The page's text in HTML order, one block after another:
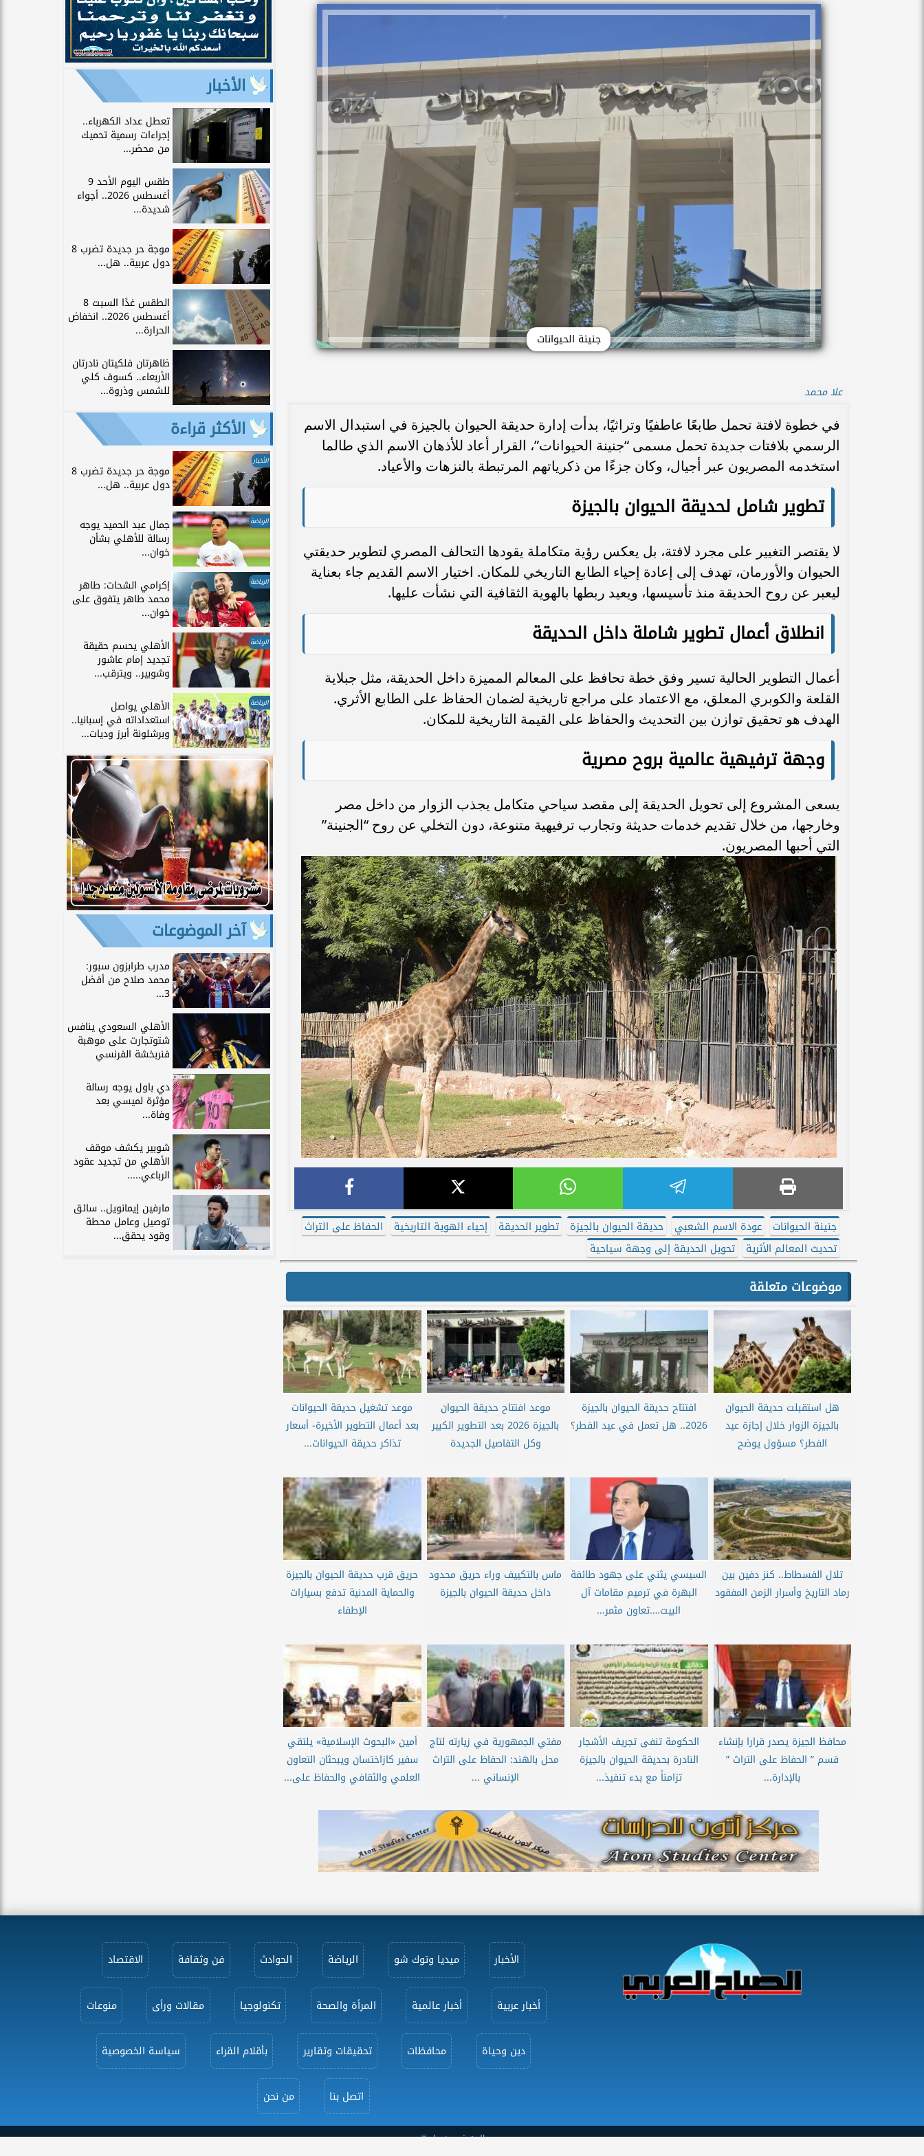
جنينة الحيوانات
علا محمد
في خطوة لافتة تحمل طابعًا عاطفيًا وتراثيًا، بدأت إدارة حديقة الحيوان بالجيزة في استبدال الاسم
الرسمي بلافتات جديدة تحمل مسمى “جنينة الحيوانات”، القرار أعاد للأذهان الاسم الذي طالما
استخدمه المصريون عبر أجيال، وكان جزءًا من ذكرياتهم المرتبطة بالنزهات والأعياد.
تطوير شامل لحديقة الحيوان بالجيزة
لا يقتصر التغيير على مجرد لافتة، بل يعكس رؤية متكاملة يقودها التحالف المصري لتطوير حديقتي
الحيوان والأورمان، تهدف إلى إعادة إحياء الطابع التاريخي للمكان. اختيار الاسم القديم جاء بعناية
ليعبر عن روح الحديقة منذ تأسيسها، ويعيد ربطها بالهوية الثقافية التي نشأت عليها.
انطلاق أعمال تطوير شاملة داخل الحديقة
أعمال التطوير الحالية تسير وفق خطة تحافظ على المعالم المميزة داخل الحديقة، مثل جبلاية
القلعة والكوبري المعلق، مع الاعتماد على مراجع تاريخية لضمان الحفاظ على الطابع الأثري.
الهدف هو تحقيق توازن بين التحديث والحفاظ على القيمة التاريخية للمكان.
وجهة ترفيهية عالمية بروح مصرية
يسعى المشروع إلى تحويل الحديقة إلى مقصد سياحي متكامل يجذب الزوار من داخل مصر
وخارجها، من خلال تقديم خدمات حديثة وتجارب ترفيهية متنوعة، دون التخلي عن روح “الجنينة”
التي أحبها المصريون.
جنينة الحيوانات عودة الاسم الشعبي حديقة الحيوان بالجيزة تطوير الحديقة إحياء الهوية التاريخية
الحفاظ على التراث
تحديث المعالم الأثرية
تحويل الحديقة إلى وجهة سياحية
موضوعات متعلقة
هل استقبلت حديقة الحيوان
بالجيزة الزوار خلال إجازة عيد
الفطر؟ مسؤول يوضح
افتتاح حديقة الحيوان بالجيزة
2026.. هل تعمل في عيد الفطر؟
موعد افتتاح حديقة الحيوان
بالجيزة 2026 بعد التطوير الكبير
وكل التفاصيل الجديدة
موعد تشغيل حديقة الحيوانات
بعد أعمال التطوير الأخيرة- أسعار
تذاكر حديقة الحيوانات...
تلال الفسطاط.. كنز دفين بين
رماد التاريخ وأسرار الزمن المفقود
السيسي يثني على جهود طائفة
البهرة في ترميم مقامات آل
البيت….تعاون مثمر...
ماس بالتكييف وراء حريق محدود
داخل حديقة الحيوان بالجيزة
حريق قرب حديقة الحيوان بالجيزة
والحماية المدنية تدفع بسيارات
الإطفاء
محافظ الجيزة يصدر قرارا بإنشاء
قسم ” الحفاظ على التراث ”
بالإدارة...
الحكومة تنفى تجريف الأشجار
النادرة بحديقة الحيوان بالجيزة
تزامناً مع بدء تنفيذ...
مفتي الجمهورية في زيارته لتاج
محل بالهند: الحفاظ على التراث
الإنساني ...
أمين «البحوث الإسلامية» يلتقي
سفير كازاختسان ويبحثان التعاون
العلمي والثقافي والحفاظ على...
الأخبار
تعطل عداد الكهرباء..
إجراءات رسمية تحميك
من محضر...
طقس اليوم الأحد 9
أغسطس 2026.. أجواء
شديدة...
موجة حر جديدة تضرب 8
دول عربية.. هل...
الطقس غدًا السبت 8
أغسطس 2026.. انخفاض
الحرارة...
ظاهرتان فلكيتان نادرتان
الأربعاء.. كسوف كلي
للشمس وذروة...
الأكثر قراءة
الأخبار
موجة حر جديدة تضرب 8
دول عربية.. هل...
الرياضة جمال عبد الحميد يوجه
رسالة للأهلي بشأن
خوان...
الرياضة إكرامي الشحات: طاهر
محمد طاهر يتفوق على
خوان...
الرياضة الأهلي يحسم حقيقة
تجديد إمام عاشور
وشوبير.. ويترقب...
الرياضة الأهلي يواصل
استعداداته في إسبانيا..
وبرشلونة أبرز وديات...
آخر الموضوعات
مدرب طرابزون سبور:
محمد صلاح من أفضل
3...
الأهلي السعودي ينافس
شتوتجارت على موهبة
فنربخشة الفرنسي
دي باول يوجه رسالة
مؤثرة لميسي بعد
وفاة...
شوبير يكشف موقف
الأهلي من تجديد عقود
الرباعي.....
مارفين إيمانويل.. سائق
توصيل وعامل محطة
وقود يحقق...
الأخبار ميديا وتوك شو الرياضة الحوادث فن وثقافة الاقتصاد
أخبار عربية أخبار عالمية المرأة والصحة تكنولوجيا مقالات ورأى منوعات
دين وحياة محافظات تحقيقات وتقارير بأقلام القراء سياسة الخصوصية
اتصل بنا من نحن
جميع الحقوق محفوظة ©